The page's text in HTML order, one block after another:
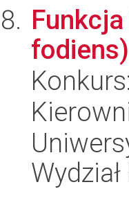
fodiens)
Konkurs: